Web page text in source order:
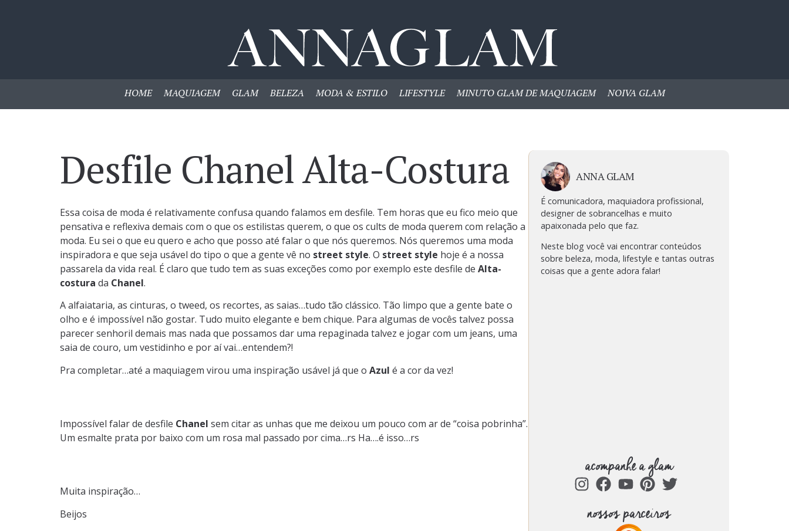
HOME MAQUIAGEM GLAM BELEZA MODA & ESTILO LIFESTYLE MINUTO GLAM DE MAQUIAGEM NOIVA GLAM
Desfile Chanel Alta-Costura
Essa coisa de moda é relativamente confusa quando falamos em desfile. Tem horas que eu fico meio que
pensativa e reflexiva demais com o que os estilistas querem, o que os cults de moda querem com relação a
moda. Eu sei o que eu quero e acho que posso até falar o que nós queremos. Nós queremos uma moda
inspiradora e que seja usável do tipo o que a gente vê no street style. O street style hoje é a nossa
passarela da vida real. É claro que tudo tem as suas exceções como por exemplo este desfile de Alta-
costura da Chanel.
A alfaiataria, as cinturas, o tweed, os recortes, as saias…tudo tão clássico. Tão limpo que a gente bate o
olho e é impossível não gostar. Tudo muito elegante e bem chique. Para algumas de vocês talvez possa
parecer senhoril demais mas nada que possamos dar uma repaginada talvez e jogar com um jeans, uma
saia de couro, um vestidinho e por aí vai…entendem?!
Pra completar…até a maquiagem virou uma inspiração usável já que o Azul é a cor da vez!
Impossível falar de desfile Chanel sem citar as unhas que me deixou um pouco com ar de “coisa pobrinha”.
Um esmalte prata por baixo com um rosa mal passado por cima…rs Ha….é isso…rs
Muita inspiração…
Beijos
ANNA GLAM
É comunicadora, maquiadora profissional,
designer de sobrancelhas e muito
apaixonada pelo que faz.
Neste blog você vai encontrar conteúdos
sobre beleza, moda, lifestyle e tantas outras
coisas que a gente adora falar!
acompanhe a glam
nossos parceiros